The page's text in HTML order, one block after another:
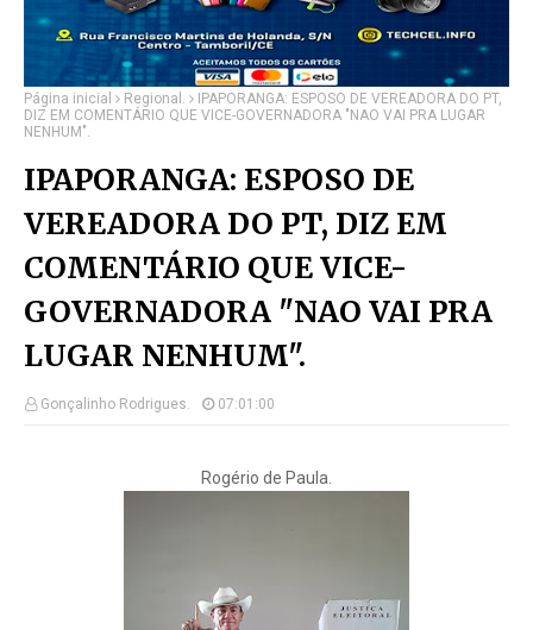
Página inicial Regional.
IPAPORANGA: ESPOSO DE VEREADORA DO PT,
DIZ EM COMENTÁRIO QUE VICE-GOVERNADORA "NAO VAI PRA LUGAR
NENHUM".
IPAPORANGA: ESPOSO DE
VEREADORA DO PT, DIZ EM
COMENTÁRIO QUE VICE-
GOVERNADORA "NAO VAI PRA
LUGAR NENHUM".
Gonçalinho Rodrigues. 07:01:00
Rogério de Paula.